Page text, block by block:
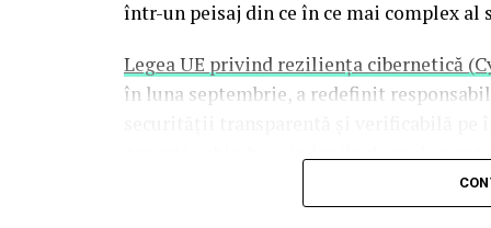
Pe parcursul festivalului, activarile de
Muzica, instalatii vizuale, performance-
într-un peisaj din ce în ce mai complex
Legea UE privind reziliența cibernetică
în luna septembrie, a redefinit
Această schimbare în legile de
evidențiază vulnerabilitățile
subliniind că actorii rău intenționați